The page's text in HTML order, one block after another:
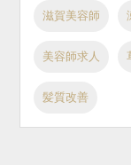
滋賀美容師
美容師求人
髪質改善